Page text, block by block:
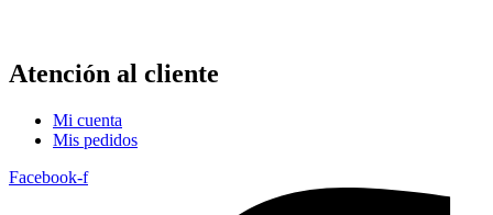
Atención al cliente
Mi cuenta
Mis pedidos
Facebook-f